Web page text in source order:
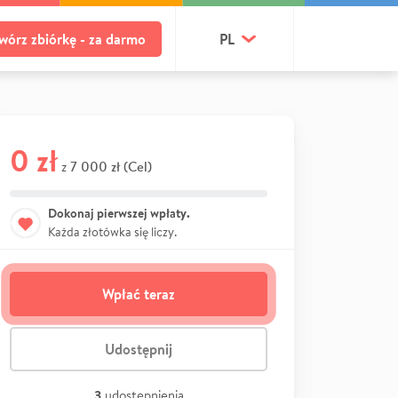
zbiórkę - za darmo PL
0 zł z 7 000 zł (Cel)
Dokonaj pierwszej wpłaty.
Każda złotówka się liczy.
Wpłać teraz
Udostępnij